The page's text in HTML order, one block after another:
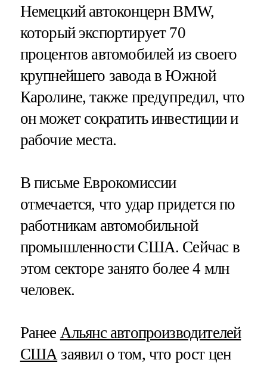
Немецкий автоконцерн BMW,
который экспортирует 70
процентов автомобилей из своего
крупнейшего завода в Южной
Каролине, также предупредил, что
он может сократить инвестиции и
рабочие места.
В письме Еврокомиссии
отмечается, что удар придется по
работникам автомобильной
промышленности США. Сейчас в
этом секторе занято более 4 млн
человек.
Ранее Альянс автопроизводителей
СШАзаявил о том, что рост цен